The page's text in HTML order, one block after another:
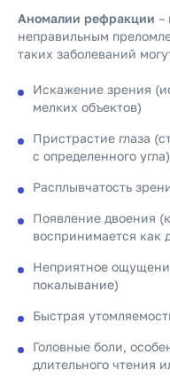
Аномалии рефракции –
неправильным
таких заболеваний
Искажение зрения
мелких объектов)
Пристрастие глаза
с определенного угла)
Расплывчатость
Появление двоения
воспринимается как
Неприятное
покалывание)
Быстрая
Головные боли,
длительного чтения